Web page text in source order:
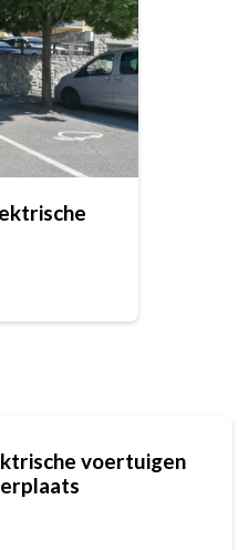
voertuigen